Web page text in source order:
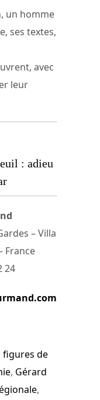
un homme
ses textes,
avec
leur
: adieu
– Villa
France
24
figures de
, Gérard
,